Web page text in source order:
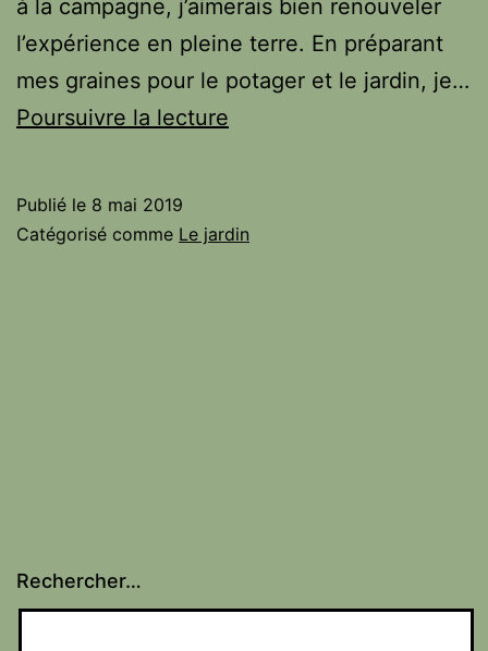
à la campagne, j’aimerais bien renouveler
l’expérience en pleine terre. En préparant
mes graines pour le potager et le jardin, je…
Poursuivre la lecture
dame
Publié le 8 mai 2019
Catégorisé comme Le jardin
Rechercher…